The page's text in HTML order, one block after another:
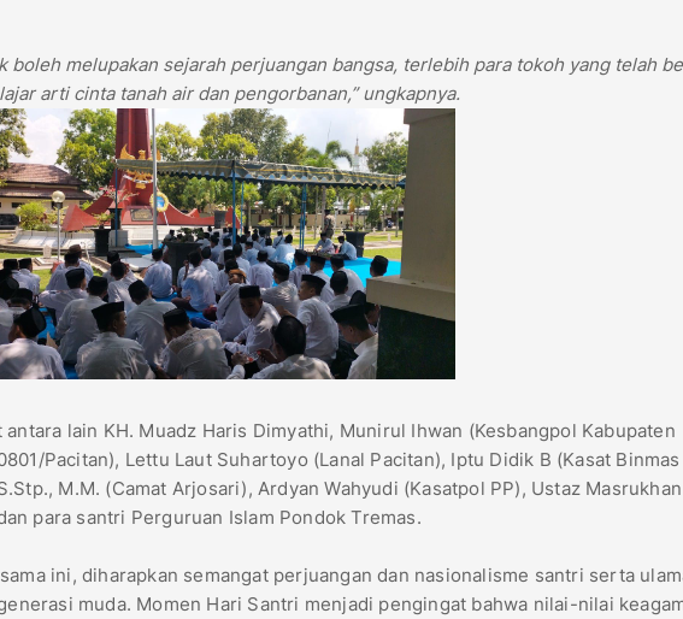
boleh melupakan sejarah perjuangan bangsa, terlebih para tokoh yang telah
arti cinta tanah air dan pengorbanan,” ungkapnya.
lain KH. Muadz Haris Dimyathi, Munirul Ihwan (Kesbangpol Kabupaten
Pacitan), Lettu Laut Suhartoyo (Lanal Pacitan), Iptu Didik B (Kasat Binmas
M.M. (Camat Arjosari), Ardyan Wahyudi (Kasatpol PP), Ustaz Masrukhan
para santri Perguruan Islam Pondok Tremas.
ini, diharapkan semangat perjuangan dan nasionalisme santri serta
muda. Momen Hari Santri menjadi pengingat bahwa nilai-nilai